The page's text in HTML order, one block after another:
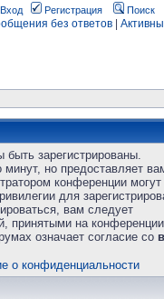
Вход Регистрация Поиск
без ответов
зарегистрированы.
минут, но предоставляет
конференции
для
вам следует
принятыми на
означает согласие со
о конфиденциальности